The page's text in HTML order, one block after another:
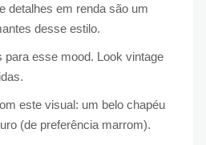
detalhes em renda são um
desse estilo.
esse mood. Look vintage
este visual: um belo chapéu
(de preferência marrom).